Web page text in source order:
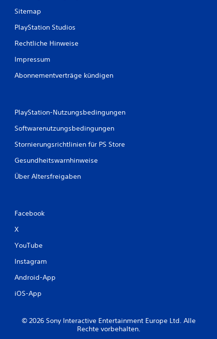
Sitemap
PlayStation Studios
Rechtliche Hinweise
Impressum
Abonnementverträge kündigen
PlayStation-Nutzungsbedingungen
Softwarenutzungsbedingungen
Stornierungsrichtlinien für PS Store
Gesundheitswarnhinweise
Über Altersfreigaben
Facebook
X
YouTube
Instagram
Android-App
iOS-App
© 2026 Sony Interactive Entertainment Europe Ltd. Alle
Rechte vorbehalten.